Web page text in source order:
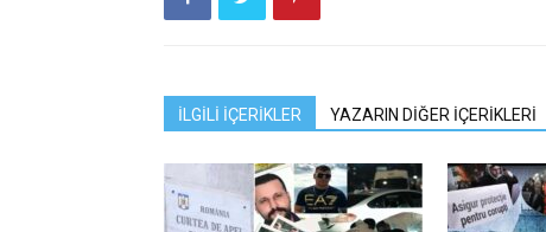
İLGİLİ İÇERİKLER YAZARIN DİĞER İÇERİKLERİ